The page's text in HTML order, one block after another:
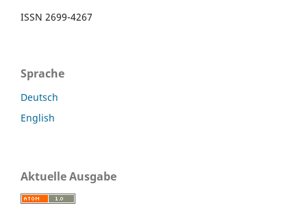
ISSN 2699-4267
Sprache
Deutsch
English
Aktuelle Ausgabe